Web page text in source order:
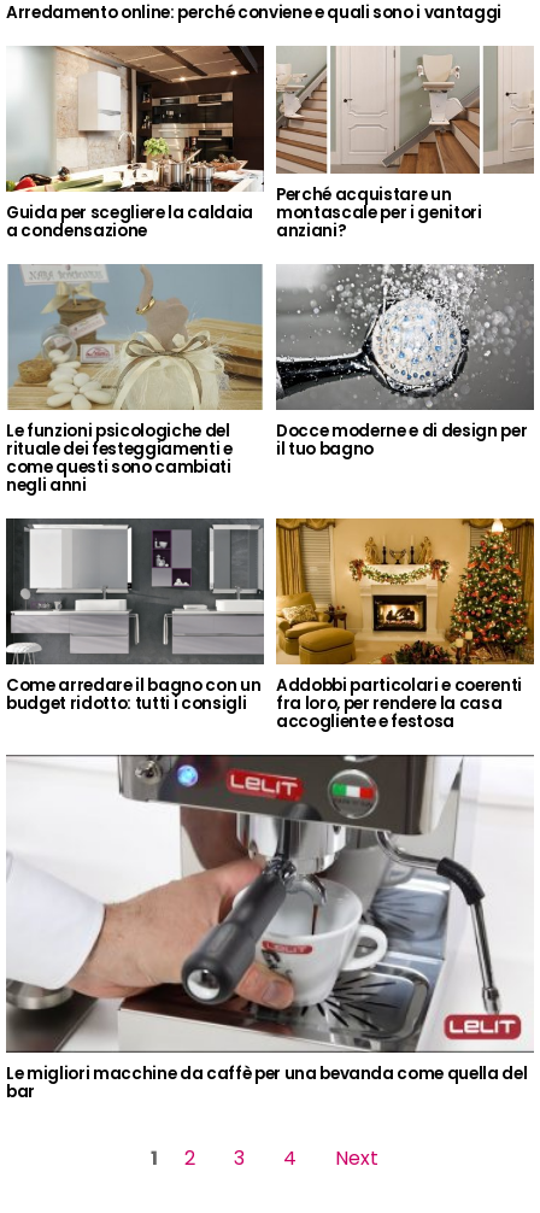
Arredamento online: perché conviene e quali sono i vantaggi
Guida per scegliere la caldaia
a condensazione
Perché acquistare un
montascale per i genitori
anziani?
Le funzioni psicologiche del
rituale dei festeggiamenti e
come questi sono cambiati
negli anni
Docce moderne e di design per
il tuo bagno
Come arredare il bagno con un
budget ridotto: tutti i consigli
Addobbi particolari e coerenti
fra loro, per rendere la casa
accogliente e festosa
Le migliori macchine da caffè per una bevanda come quella del
bar
1 2 3 4 Next